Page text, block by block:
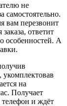
не
самостоятельно.
вам перезвонит
ответит
особенностей. А
укомплектовав
на
Получает
и ждёт